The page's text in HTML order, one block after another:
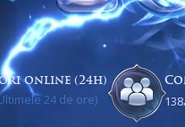
online (24h)
24 de ore) 138,